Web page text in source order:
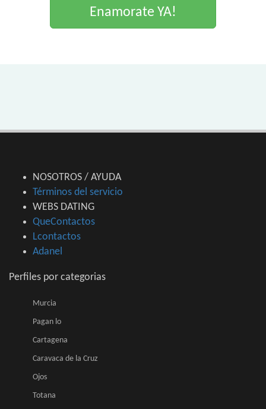
Enamorate YA!
NOSOTROS / AYUDA
Términos del servicio
WEBS DATING
QueContactos
Lcontactos
Adanel
Perfiles por categorias
Murcia
Pagan lo
Cartagena
Caravaca de la Cruz
Ojos
Totana